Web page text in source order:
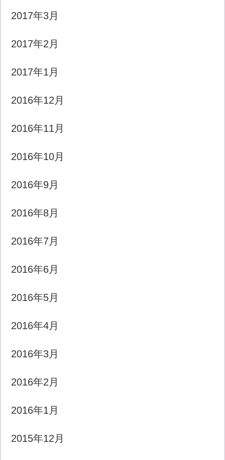
2017年3月
2017年2月
2017年1月
2016年12月
2016年11月
2016年10月
2016年9月
2016年8月
2016年7月
2016年6月
2016年5月
2016年4月
2016年3月
2016年2月
2016年1月
2015年12月